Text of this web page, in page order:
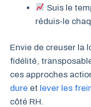
Suis le
réduis-le
Envie de creuser la
fidélité,
ces approches
dure et lever les
côté RH.